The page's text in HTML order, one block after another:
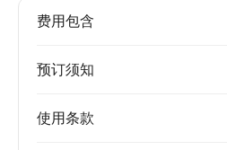
费用包含
预订须知
使用条款